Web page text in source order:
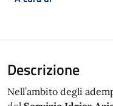
Descrizione
Nell’ambito degli